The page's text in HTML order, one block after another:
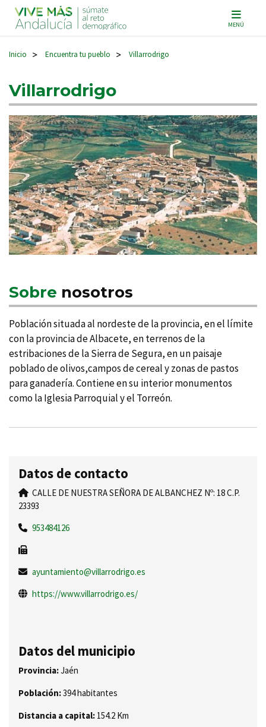
Navegación principal MENÚ
Inicio > Encuentra tu pueblo > Villarrodrigo
Villarrodrigo
Sobre nosotros
Población situada al nordeste de la provincia, en el lí­mite
con la provincia de Albacete, en terrenos de la
estribaciones de la Sierra de Segura, en un paisaje
poblado de olivos,campos de cereal y zonas de pastos
para ganaderí­a. Contiene en su interior monumentos
como la Iglesia Parroquial y el Torreón.
Datos de contacto
CALLE DE NUESTRA SEÑORA DE ALBANCHEZ Nº: 18 C.P.
23393
953484126
ayuntamiento@villarrodrigo.es
https://www.villarrodrigo.es/
Datos del municipio
Provincia:Jaén
Población:394 habitantes
Distancia a capital: 154.2 Km